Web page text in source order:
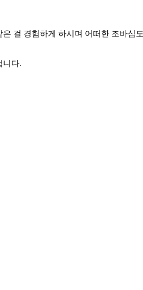
걸 경험하게 하시며 어떠한 조바
니다.